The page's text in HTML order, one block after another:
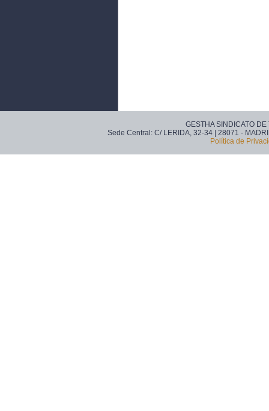
GESTHA SINDICATO
Sede Central: C/ LERIDA, 32-34 | 28071 -
Política de